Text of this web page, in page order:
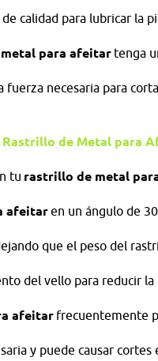
calidad para lubricar la
para afeitar tenga
fuerza necesaria para
Rastrillo de Metal para
tu rastrillo de metal
afeitaren un ángulo de
que el peso del
del vello para reducir la
afeitar frecuentemente
y puede causar